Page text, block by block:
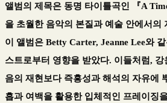
앨범의 제목은 동명 타이틀곡인 『A
을 초월한 음악의 본질과 예술 안에서의
이 앨범은 Betty Carter, Jeanne Lee와
스트로부터 영향을 받았다. 이들처럼, 강
음의 재현보다 즉흥성과 해석의 자유에
흡과 여백을 활용한 입체적인 프레이징